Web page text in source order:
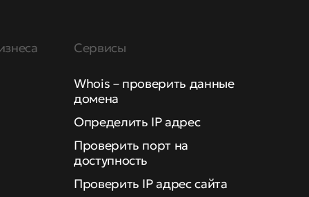
Сервисы
Whois – проверить данные
домена
Определить IP адрес
Проверить порт на
доступность
Проверить IP адрес сайта